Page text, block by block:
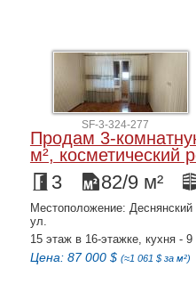
SF-3-324-277
Продам 3-
м², косметический
3 82/9 м²
Местоположение:
ул.
15 этаж в 16-этажке, кухня -
Цена: 87 000 $ (≈1 061 $ за м²)